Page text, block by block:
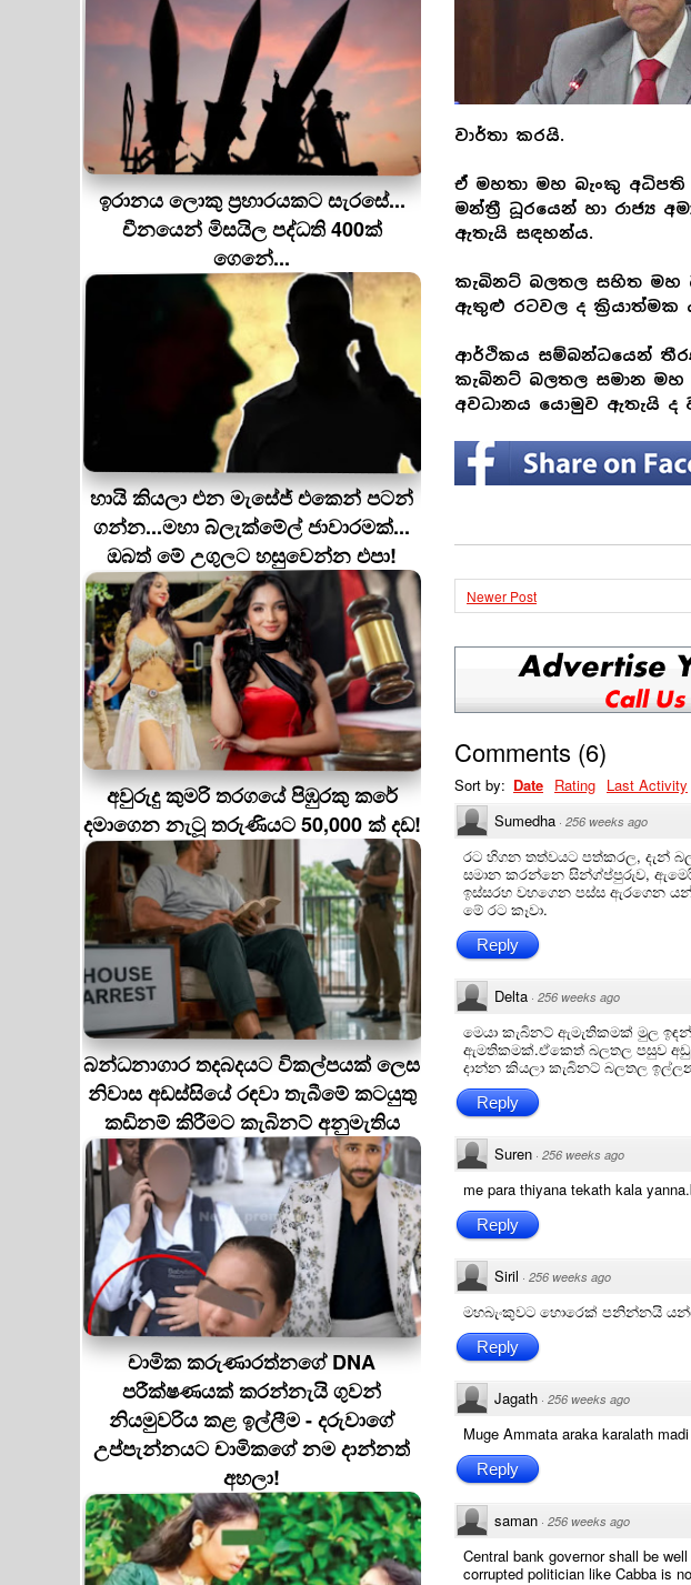
ඉරානය ලොකු ප‍්‍රහාරයකට සැරසේ...
චීනයෙන් මිසයිල පද්ධති 400ක්
ගෙනේ...
හායි කියලා එන මැසේජ් එකෙන් පටන්
ගන්න...මහා බ්ලැක්මේල් ජාවාරමක්...
ඔබත් මේ උගුලට හසුවෙන්න එපා!
අවුරුදු කුමරි තරගයේ පිඹුරකු කරේ
දමාගෙන නැටූ තරුණියට 50,000 ක් දඩ!
බන්ධනාගාර තදබදයට විකල්පයක් ලෙස
නිවාස අඩස්සියේ රඳවා තැබීමේ කටයුතු
කඩිනම් කිරීමට කැබිනට් අනුමැතිය
චාමික කරුණාරත්නගේ DNA
පරීක්ෂණයක් කරන්නැයි ගුවන්
නියමුවරිය කළ ඉල්ලීම - දරුවාගේ
උප්පැන්නයට චාමිකගේ නම දාන්නත්
අහලා!
වාර්තා කරයි.
ඒ මහතා මහ බැංකු අධිපති
මන්ත්‍රී ධූරයෙන් හා රාජ්‍ය
ඇතැයි සඳහන්ය.
කැබිනට් බලතල සහිත මහ
ඇතුළු රටවල ද ක්‍රියාත්මක
ආර්ථිකය සම්බන්ධයෙන්
කැබිනට් බලතල සමාන
අවධානය යොමුව ඇතැයි ද
Newer Post
Comments (6)
Sort by: Date Rating Last Activity
Sumedha · 256 weeks ago
රට හිගන තත්වයට පත්කරල, දැන්
සමාන කරන්නෙ සින්ග්ප්පුරුව,
ඉස්සරහ වහගෙන පස්ස ඇරගෙන
මේ රට කෑවා.
Reply
Delta · 256 weeks ago
මෙයා කැබිනට් ඇමැතිකමක් මුල
ඇමතිකමක්.ඒකෙත් බලතල පසුව අඩු
දාන්න කියලා කැබිනට් බලතල
Reply
Suren · 256 weeks ago
me para thiyana tekath kala
Reply
Siril · 256 weeks ago
මහබැංකුවට හොරෙක් පනින්නයි
Reply
Jagath · 256 weeks ago
Muge Ammata araka karalath madi
Reply
saman · 256 weeks ago
Central bank governor shall be
corrupted politician like Cabba is